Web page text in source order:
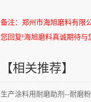
备注：郑州市海旭磨料有限
您回复!海旭磨料真诚期待与
【相关推荐】
生产涂料用耐磨助剂--耐磨粉